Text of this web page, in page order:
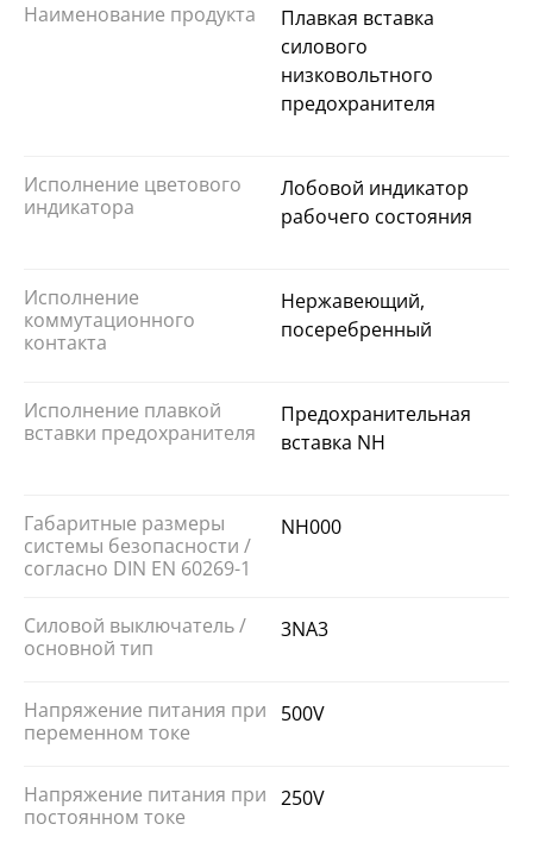
Наименование продукта
Плавкая вставка
силового
низковольтного
предохранителя
Исполнение цветового
индикатора
Лобовой индикатор
рабочего состояния
Исполнение
коммутационного
контакта
Нержавеющий,
посеребренный
Исполнение плавкой
вставки предохранителя
Предохранительная
вставка NH
Габаритные размеры
системы безопасности /
согласно DIN EN 60269-1
NH000
Силовой выключатель /
основной тип
3NA3
Напряжение питания при
переменном токе
500V
Напряжение питания при
постоянном токе
250V